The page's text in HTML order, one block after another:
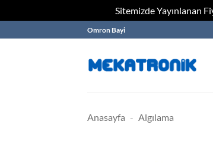
Sitemizde Yayınlanan
to
Omron Bayi
Anasayfa - Algılama